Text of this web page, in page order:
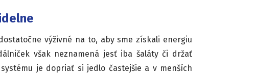
výživné na to, aby sme získali energiu
však neznamená jesť iba šaláty či držať
je dopriať si jedlo častejšie a v menších